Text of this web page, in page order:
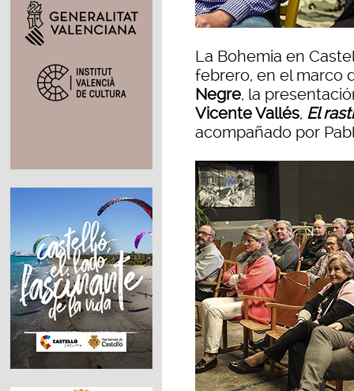
La Bohemia en
febrero, en el marco
Negre, la
Vicente Vallés, El
acompañado por